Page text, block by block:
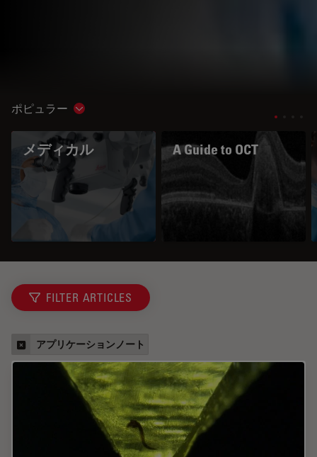
ポピュラー Show subnavigation
メディカル A Guide to OCT
FILTER ARTICLES
アプリケーションノート